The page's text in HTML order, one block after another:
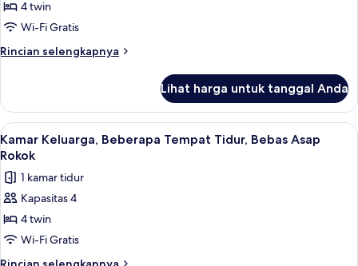
Standard
untuk
4
Single
Smoking,
Family
Room
4 twin
Wi-Fi Gratis
Rincian selengkapnya
Rincian
4
Single
Beds,
Non-
Family
Room
Lihat harga untuk tanggal Anda
Lihat
semua
foto
untuk
Kamar
Keluarga,
Beberapa
Tempat
Kamar Keluarga, Beberapa Tempat
5
Kamar Keluarga, Beberapa Tempat Tidur, Bebas Asap
Rokok
1 kamar tidur
Kapasitas 4
4 twin
Wi-Fi Gratis
Rincian